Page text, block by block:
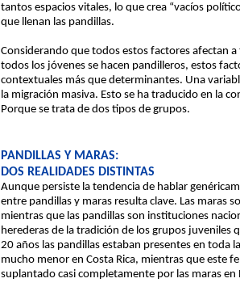
tantos espacios vitales, lo que crea “vacíos
que llenan las pandillas.
Considerando que todos estos factores afectan
todos los jóvenes se hacen pandilleros, estos
contextuales más que determinantes. Una
la migración masiva. Esto se ha traducido en la
Porque se trata de dos tipos de grupos.
PANDILLAS Y MARAS:
DOS REALIDADES DISTINTAS
Aunque persiste la tendencia de hablar
entre pandillas y maras resulta clave. Las maras
mientras que las pandillas son instituciones
herederas de la tradición de los grupos juveniles
20 años las pandillas estaban presentes en toda
mucho menor en Costa Rica, mientras que este
suplantado casi completamente por las maras en